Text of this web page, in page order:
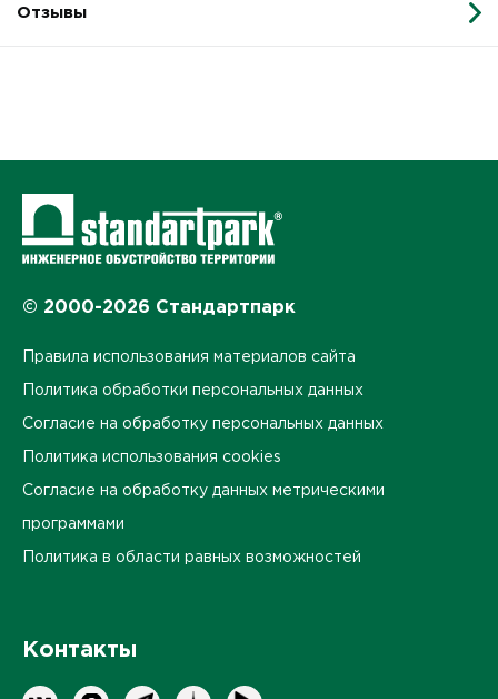
Отзывы
© 2000-2026 Стандартпарк
Правила использования материалов сайта
Политика обработки персональных данных
Согласие на обработку персональных данных
Политика использования cookies
Согласие на обработку данных метрическими
программами
Политика в области равных возможностей
Контакты